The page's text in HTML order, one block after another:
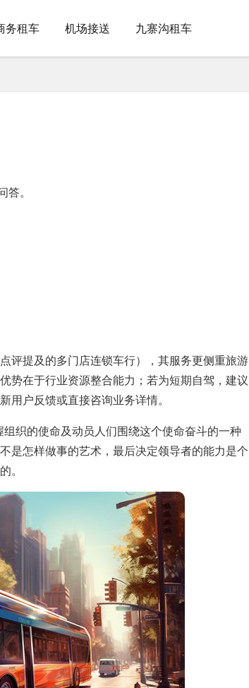
务租车 机场接送 九寨沟租车
。
评提及的多门店连锁车行），其服务更侧重旅游
势在于行业资源整合能力；若为短期自驾，建议
户反馈或直接咨询业务详情。
织的使命及动员人们围绕这个使命奋斗的一种
是怎样做事的艺术，最后决定领导者的能力是个
。